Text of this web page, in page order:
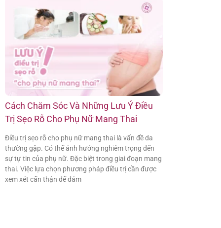
Cách Chăm Sóc Và Những Lưu Ý Điều
Trị Sẹo Rỗ Cho Phụ Nữ Mang Thai
Điều trị sẹo rỗ cho phụ nữ mang thai là vấn đề da
thường gặp. Có thể ảnh hưởng nghiêm trọng đến
sự tự tin của phụ nữ. Đặc biệt trong giai đoạn mang
thai. Việc lựa chọn phương pháp điều trị cần được
xem xét cẩn thận để đảm